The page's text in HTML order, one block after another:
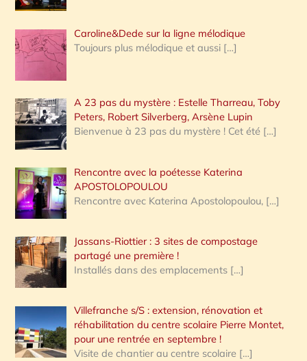
Caroline&Dede sur la ligne mélodique
Toujours plus mélodique et aussi […]
A 23 pas du mystère : Estelle Tharreau, Toby
Peters, Robert Silverberg, Arsène Lupin
Bienvenue à 23 pas du mystère ! Cet été […]
Rencontre avec la poétesse Katerina
APOSTOLOPOULOU
Rencontre avec Katerina Apostolopoulou, […]
Jassans-Riottier : 3 sites de compostage
partagé une première !
Installés dans des emplacements […]
Villefranche s/S : extension, rénovation et
réhabilitation du centre scolaire Pierre Montet,
pour une rentrée en septembre !
Visite de chantier au centre scolaire […]